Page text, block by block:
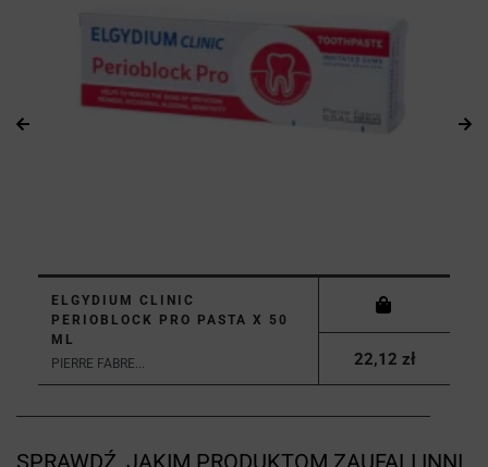
ELGYDIUM CLINIC
PERIOBLOCK PRO PASTA X 50
ML
PIERRE FABRE...
22,12 zł
SPRAWDŹ, JAKIM PRODUKTOM ZAUFALI INNI